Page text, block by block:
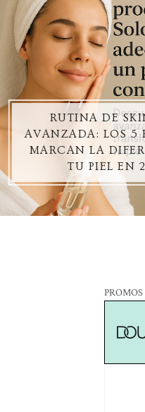
RUTINA DE
AVANZADA: LOS 5
MARCAN LA
TU PIEL EN
PROMOS